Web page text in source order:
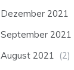
Dezember 2021
September 2021
August 2021 (2)